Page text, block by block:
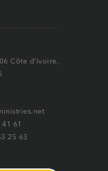
Côte d’Ivoire,
61
25 63